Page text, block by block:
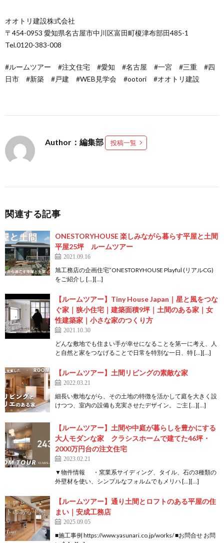
オオトリ建設株式会社
〒454-0953 愛知県名古屋市中川区富田町榎津布部田485-1
Tel.0120-383-008
#ルームツアー #注文住宅 #愛知 #名古屋 #一宮 #三重 #四
日市 #新築 #戸建 #WEB見学会 #ootori #オオトリ建設
Author：編集部 投稿一覧
関連する記事
ONESTORYHOUSE 楽しみながら暮らす平屋と土間
平屋25坪 ルームツアー
2021.09.16
旭工務店の企画住宅”ONESTORYHOUSE Playful (リアルCG)
をご紹介し […][…]
【ルームツアー】Tiny House Japan｜星と風をつな
ぐ家｜狭小住宅｜建築面積9坪｜土間のある家｜女
性建築家｜小さな家のつくり方
2021.10.30
どんな敷地でも住まい手が幸せになることを第一に考え、人
と自然と家をつなげることで日常を特別な一日、特 […][…]
【ルームツアー】土間リビングの素敵な家
2022.03.21
細長い敷地ながら、その土地の特徴を活かして庭を大きく設
けつつ、室内の設備も充実させたデザイン。 ご主 […][…]
【ルームツアー】土間や中庭が暮らしを豊かにする
大人モダンな家 クラシスホームで建てた46坪・
2000万円台の注文住宅
2023.02.21
▼物件情報 ・窯業系サイディング、タイル、石の3種類の
外壁材を使い、シンプルなフォルムでもメリハ […][…]
【ルームツアー】通り土間とロフトのある平屋の住
まい｜安成工務店
2025.09.05
■施工事例 https://www.yasunari.co.jp/works/ ■お問合せ お問